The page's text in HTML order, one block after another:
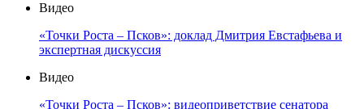
Видео
«Точки Роста – Псков»: доклад Дмитрия Евстафьева и
экспертная дискуссия
Видео
«Точки Роста – Псков»: видеоприветствие сенатора